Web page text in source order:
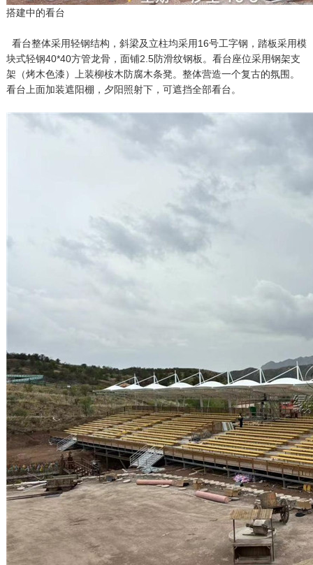
搭建中的看台
看台整体采用轻钢结构，斜梁及立柱均采用16号工字钢，踏板采用模
块式轻钢40*40方管龙骨，面铺2.5防滑纹钢板。看台座位采用钢架支
架（烤木色漆）上装柳桉木防腐木条凳。整体营造一个复古的氛围。
看台上面加装遮阳棚，夕阳照射下，可遮挡全部看台。